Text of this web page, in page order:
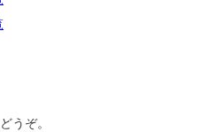
うぞ。